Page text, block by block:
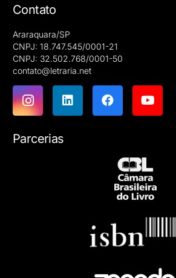
Contato
Araraquara/SP
CNPJ: 18.747.545/0001-21
CNPJ: 32.502.768/0001-50
contato@letraria.net
Parcerias